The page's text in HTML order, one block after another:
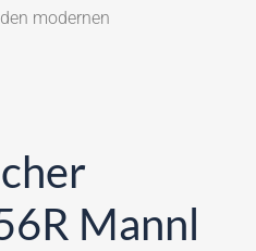
modernen
Mannl